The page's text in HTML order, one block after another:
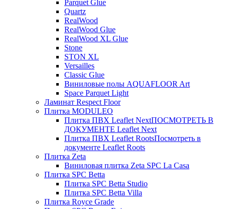
Parquet Glue
Quartz
RealWood
RealWood Glue
RealWood XL Glue
Stone
STON XL
Versailles
Classic Glue
Виниловые полы AQUAFLOOR Art
Space Parquet Light
Ламинат Respect Floor
Плитка MODULEO
Плитка ПВХ Leaflet NextПОСМОТРЕТЬ В
ДОКУМЕНТЕ Leaflet Next
Плитка ПВХ Leaflet RootsПосмотреть в
документе Leaflet Roots
Плитка Zeta
Виниловая плитка Zeta SPC La Casa
Плитка SPC Betta
Плитка SPC Betta Studio
Плитка SPC Betta Villa
Плитка Royce Grade